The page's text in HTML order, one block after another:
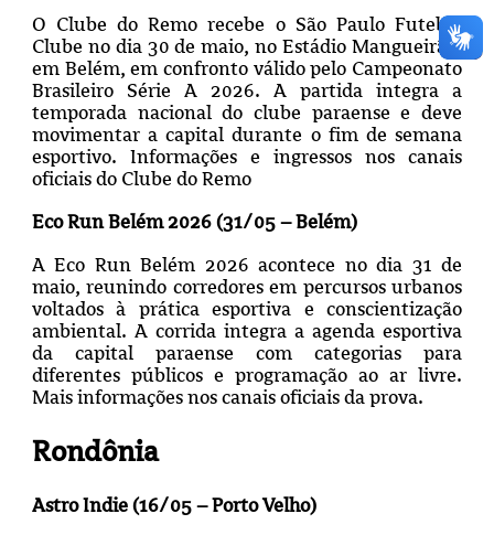
O Clube do Remo recebe o São Paulo Futebol
Clube no dia 30 de maio, no Estádio Mangueirão,
em Belém, em confronto válido pelo Campeonato
Brasileiro Série A 2026. A partida integra a
temporada nacional do clube paraense e deve
movimentar a capital durante o fim de semana
esportivo. Informações e ingressos nos canais
oficiais do Clube do Remo
Eco Run Belém 2026 (31/05 – Belém)
A Eco Run Belém 2026 acontece no dia 31 de
maio, reunindo corredores em percursos urbanos
voltados à prática esportiva e conscientização
ambiental. A corrida integra a agenda esportiva
da capital paraense com categorias para
diferentes públicos e programação ao ar livre.
Mais informações nos canais oficiais da prova.
Rondônia
Astro Indie (16/05 – Porto Velho)